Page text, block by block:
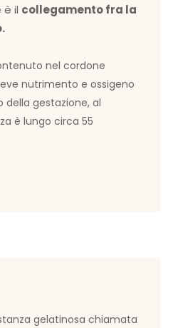
è il collegamento fra la
nel cordone
nutrimento e ossigeno
gestazione, al
è lungo circa 55
gelatinosa chiamata